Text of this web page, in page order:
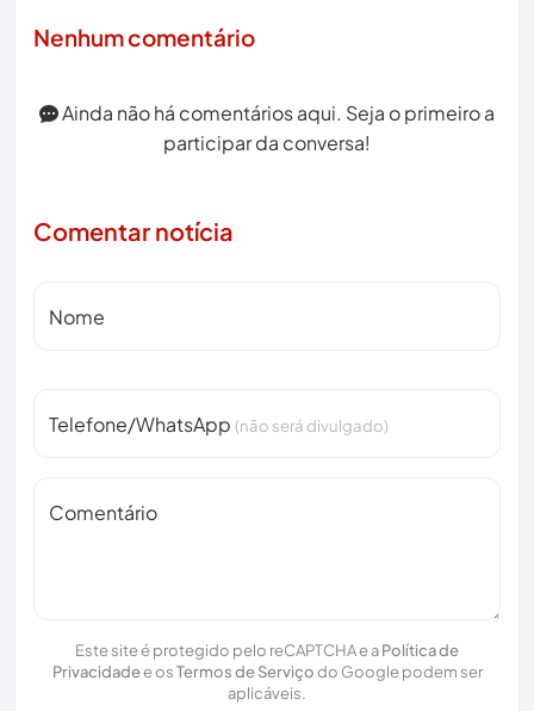
Nenhum comentário
Ainda não há comentários aqui. Seja o primeiro a
participar da conversa!
Comentar notícia
Nome
Telefone/WhatsApp (não será divulgado)
Comentário
Este site é protegido pelo reCAPTCHA e aPolítica de
Privacidadee osTermos de Serviçodo Google podem ser
aplicáveis.